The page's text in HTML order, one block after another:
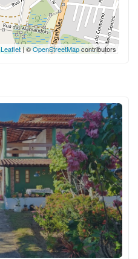
Leaflet| ©OpenStreetMapcontributors